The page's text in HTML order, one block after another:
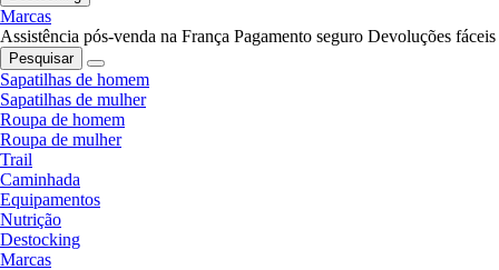
Marcas
Assistência pós-venda na França Pagamento seguro Devoluções fáceis
Pesquisar
Sapatilhas de homem
Sapatilhas de mulher
Roupa de homem
Roupa de mulher
Trail
Caminhada
Equipamentos
Nutrição
Destocking
Marcas